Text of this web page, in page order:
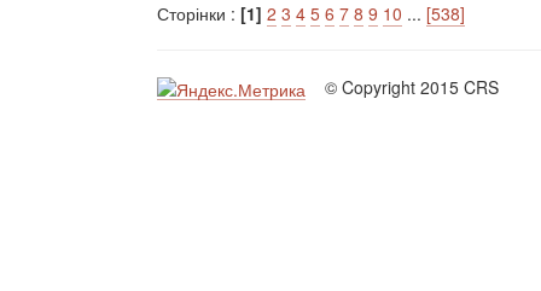
Сторінки : [1] 2 3 4 5 6 7 8 9 10 ... [538]
© Copyright 2015 CRS